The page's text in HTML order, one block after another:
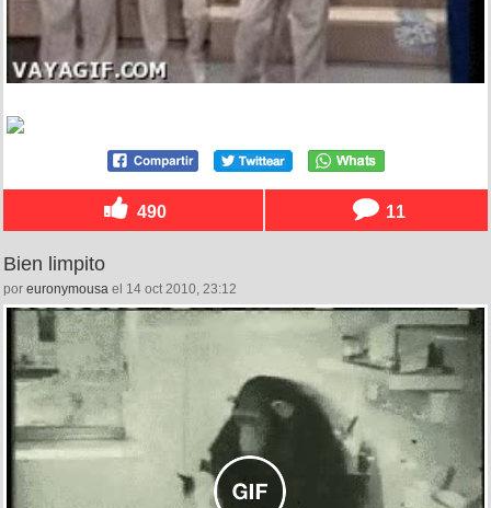
490 11
Bien limpito
por euronymousa el 14 oct 2010, 23:12